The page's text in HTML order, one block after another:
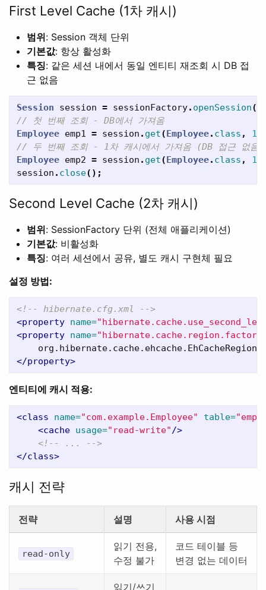
First Level Cache (1차 캐시)
범위: Session 객체 단위
기본값: 항상 활성화
특징: 같은 세션 내에서 동일 엔티티 재조회 시 DB 접
근 없음
Session session = sessionFactory. openSession
// 첫 번째 조회 - DB에서 가져옴
Employee emp1 = session . get(Employee. class , 1
// 두 번째 조회 - 1차 캐시에서 가져옴 (DB 접근 없음)
Employee emp2 = session . get(Employee. class , 1
session . close();
Second Level Cache (2차 캐시)
범위: SessionFactory 단위 (전체 애플리케이션)
기본값: 비활성화
특징: 여러 세션에서 공유, 별도 캐시 구현체 필요
설정 방법:
<!-- hibernate.cfg.xml -->
<property name=
<property name=
</property>
엔티티에 캐시 적용:
<class name="com.example.Employee" table="emp"
<cache usage="read-write"/>
<!-- ... -->
</class>
캐시 전략
전략 설명 사용 시점
read-only
읽기 전용,
수정 불가
코드 테이블 등
변경 없는 데이터
읽기/쓰기